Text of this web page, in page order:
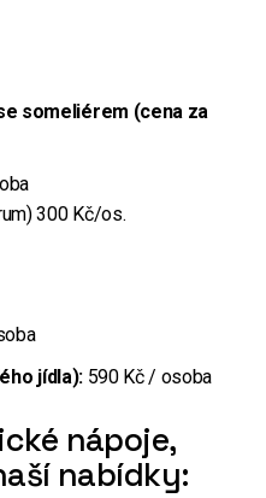
someliérem (cena za
300 Kč/os.
jídla):590 Kč / osoba
nápoje,
nabídky: